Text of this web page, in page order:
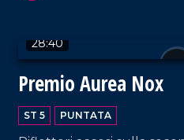
28:40
Premio Aurea Nox
ST 5 PUNTATA